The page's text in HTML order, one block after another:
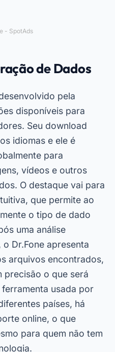
- SpotAds
de Dados
pela
disponíveis para
Seu download
idiomas e ele é
para
vídeos e outros
O destaque vai para
que permite ao
o tipo de dado
uma análise
Dr.Fone apresenta
arquivos encontrados,
precisão o que será
usada por
países, há
online, o que
para quem não tem